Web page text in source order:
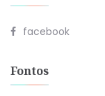
facebook
Fontos